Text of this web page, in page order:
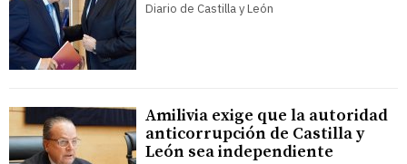
Diario de Castilla y León
Amilivia exige que la autoridad
anticorrupción de Castilla y
León sea independiente